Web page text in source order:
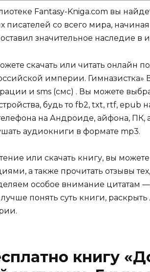
Fantasy-Kniga.com вы
писателей со всего мира,
значительное наследие в
скачать или читать онлайн
империи. Гимназистка»
и sms (смс) . Вы можете
будь то fb2, txt, rtf, epub
на Андроиде, айфона, ПК,
аудиокниги в формате mp3.
или скачать книгу, вы
а также прочитать отзывы
особое внимание цитатам
понять суть книги,
книгу